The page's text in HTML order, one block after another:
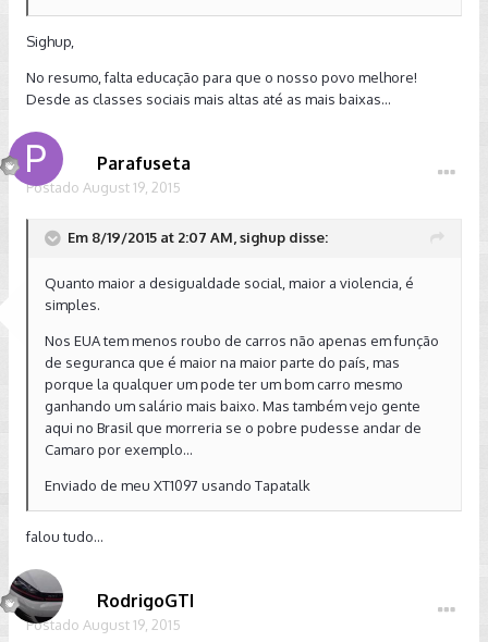
Sighup,
No resumo, falta educação para que o nosso povo melhore!
Desde as classes sociais mais altas até as mais baixas...
Parafuseta
Postado August 19, 2015
Em 8/19/2015 at 2:07 AM, sighup disse:
Quanto maior a desigualdade social, maior a violencia, é
simples.
Nos EUA tem menos roubo de carros não apenas em função
de seguranca que é maior na maior parte do país, mas
porque la qualquer um pode ter um bom carro mesmo
ganhando um salário mais baixo. Mas também vejo gente
aqui no Brasil que morreria se o pobre pudesse andar de
Camaro por exemplo...
Enviado de meu XT1097 usando Tapatalk
falou tudo...
RodrigoGTI
Postado August 19, 2015